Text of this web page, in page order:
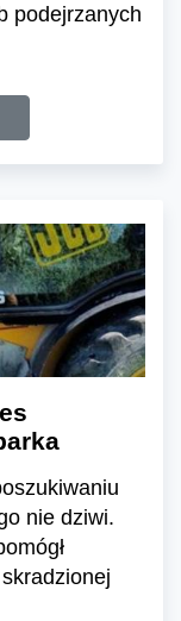
podejrzanych
nie dziwi.